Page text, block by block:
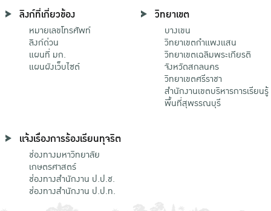
ลิงก์ที่เกี่ยวข้อง
หมายเลขโทรศัพท์
ลิงก์ด่วน
แผนที่ มก.
แผนผังเว็บไซต์
วิทยาเขต
บางเขน
วิทยาเขตกําแพงแสน
วิทยาเขตเฉลิมพระเกียรติ
จังหวัดสกลนคร
วิทยาเขตศรีราชา
สำนักงานเขตบริหารการเรียนรู้
พื้นที่สุพรรณบุรี
แจ้งเรื่องการร้องเรียนทุจริต
ช่องทางมหาวิทยาลัย
เกษตรศาสตร์
ช่องทางสำนักงาน ป.ป.ช.
ช่องทางสำนักงาน ป.ป.ท.